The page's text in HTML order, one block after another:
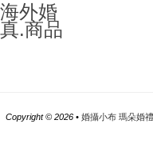
外婚
.商品
Copyright © 2026 • 婚攝小布 瑪朵婚